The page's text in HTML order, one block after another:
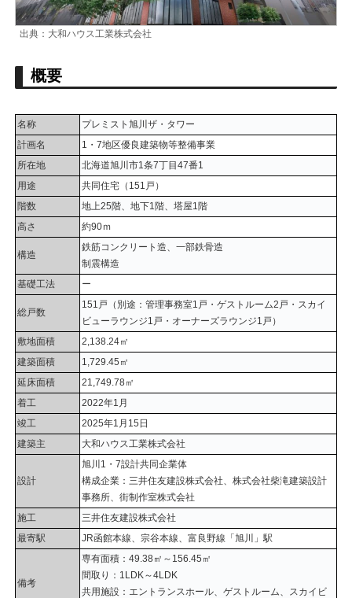
出典：大和ハウス工業株式会社
概要
名称
プレミスト旭川ザ・タワー
計画名
1・7地区優良建築物等整備事業
所在地
北海道旭川市1条7丁目47番1
用途
共同住宅（151戸）
階数
地上25階、地下1階、塔屋1階
高さ
約90ｍ
構造
鉄筋コンクリート造、一部鉄骨造
制震構造
基礎工法
ー
総戸数
151 戸（別途：管理事務室1 戸・ゲストルーム2 戸・スカイ
ビューラウンジ1 戸・オーナーズラウンジ1 戸）
敷地面積
2,138.24㎡
建築面積
1,729.45㎡
延床面積
21,749.78㎡
着工
2022年1月
竣工
2025年1月15日
建築主
大和ハウス工業株式会社
設計
旭川1・7設計共同企業体
構成企業：三井住友建設株式会社、株式会社柴滝建築設計
事務所、街制作室株式会社
施工
三井住友建設株式会社
最寄駅
JR函館本線、宗谷本線、富良野線「旭川」駅
備考
専有面積： 49.38㎡～ 156.45 ㎡
間取り：1LDK～4LDK
共用施設：エントランスホール、ゲストルーム、スカイビ